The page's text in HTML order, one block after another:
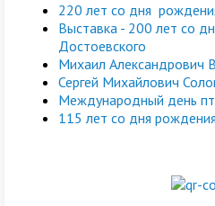
220 лет со дня
Выставка - 200 лет со
Достоевского
Михаил Александрович
Сергей Михайлович
Международный день
115 лет со дня